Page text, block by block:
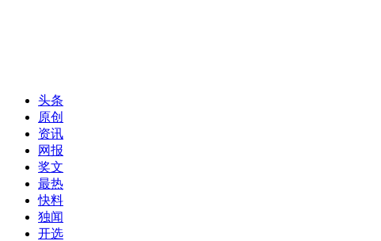
头条
原创
资讯
网报
奖文
最热
快料
独闻
开选